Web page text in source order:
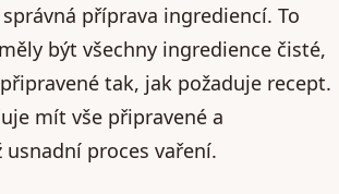
příprava ingrediencí. To
být všechny ingredience čisté,
tak, jak požaduje recept.
mít vše připravené a
usnadní proces vaření.